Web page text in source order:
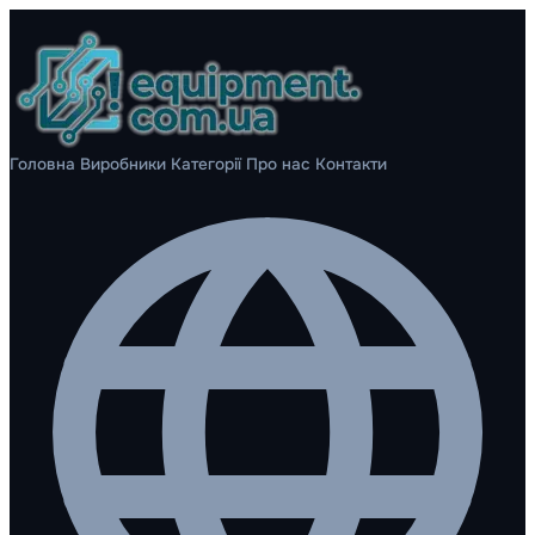
Головна Виробники Категорії Про нас Контакти